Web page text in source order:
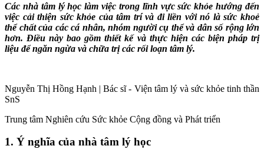
Các nhà tâm lý học làm việc trong lĩnh vực sức khỏe hướng đến
việc cải thiện sức khỏe của tâm trí và đi liền với nó là sức khoẻ
thể chất của các cá nhân, nhóm người cụ thể và dân số rộng lớn
hơn. Điều này bao gồm thiết kế và thực hiện các biện pháp trị
liệu để ngăn ngừa và chữa trị các rối loạn tâm lý.
Nguyễn Thị Hồng Hạnh | Bác sĩ - Viện tâm lý và sức khỏe tinh thần
SnS
Trung tâm Nghiên cứu Sức khỏe Cộng đồng và Phát triển
1. Ý nghĩa của nhà tâm lý học